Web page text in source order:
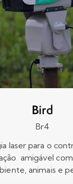
Bird
Br4
laser para o
amigável
animais e